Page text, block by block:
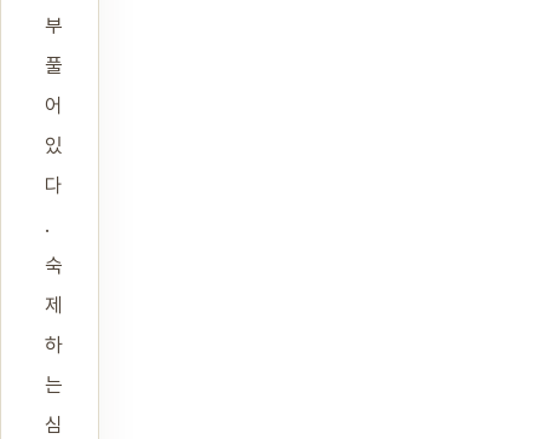
부
풀
어
있
다
.
숙
제
하
는
심